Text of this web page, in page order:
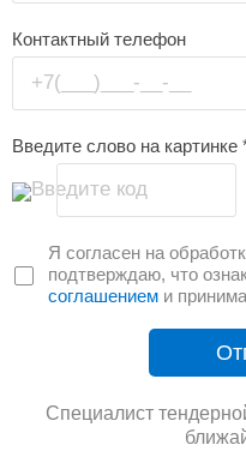
Контактный телефон
+7(___)___-__-__
Введите слово на картинке
Введите код
Я согласен на
подтверждаю, что
соглашением и
Специалист